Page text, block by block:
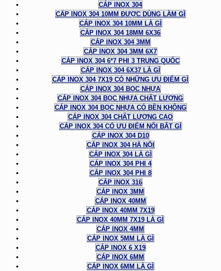
CÁP INOX 304
CÁP INOX 304 10MM ĐƯỢC DÙNG LÀM GÌ
CÁP INOX 304 10MM LÀ GÌ
CÁP INOX 304 18MM 6X36
CÁP INOX 304 3MM
CÁP INOX 304 3MM 6X7
CÁP INOX 304 6*7 PHI 3 TRUNG QUỐC
CÁP INOX 304 6X37 LÀ GÌ
CÁP INOX 304 7X19 CÓ NHỮNG ƯU ĐIỂM GÌ
CÁP INOX 304 BỌC NHỰA
CÁP INOX 304 BỌC NHỰA CHẤT LƯỢNG
CÁP INOX 304 BỌC NHỰA CÓ BỀN KHÔNG
CÁP INOX 304 CHẤT LƯỢNG CAO
CÁP INOX 304 CÓ ƯU ĐIỂM NỔI BẬT GÌ
CÁP INOX 304 D10
CÁP INOX 304 HÀ NỘI
CÁP INOX 304 LÀ GÌ
CÁP INOX 304 PHI 4
CÁP INOX 304 PHI 8
CÁP INOX 316
CÁP INOX 3MM
CÁP INOX 40MM
CÁP INOX 40MM 7X19
CÁP INOX 40MM 7X19 LÀ GÌ
CÁP INOX 4MM
CÁP INOX 5MM LÀ GÌ
CÁP INOX 6 X19
CÁP INOX 6MM
CÁP INOX 6MM LÀ GÌ